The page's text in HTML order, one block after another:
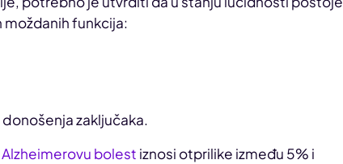
funkcija:
zaključaka.
Alzheimerovu bolest iznosi otprilike između 5% i